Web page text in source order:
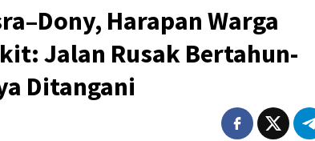
Harapan Warga
Jalan Rusak Bertahun-
Ditangani